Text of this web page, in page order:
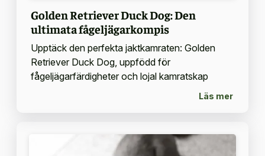
Golden Retriever Duck Dog: Den
ultimata fågeljägarkompis
Upptäck den perfekta jaktkamraten: Golden
Retriever Duck Dog, uppfödd för
fågeljägarfärdigheter och lojal kamratskap
Läs mer